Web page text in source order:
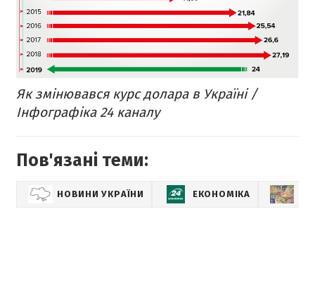
Як змінювався курс долара в Україні /
Інфографіка 24 каналу
Пов'язані теми:
НОВИНИ УКРАЇНИ ЕКОНОМІКА